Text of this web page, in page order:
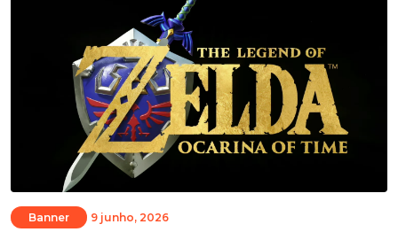
Banner 9 junho, 2026